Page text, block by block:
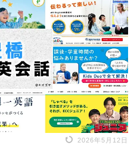
2026年5月12日